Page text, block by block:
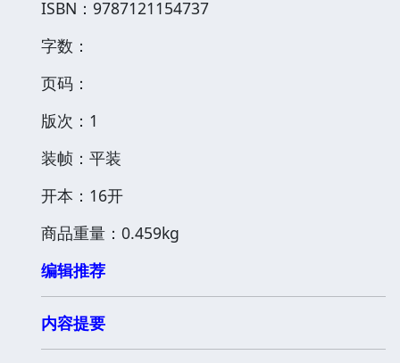
ISBN：9787121154737
字数：
页码：
版次：1
装帧：平装
开本：16开
商品重量：0.459kg
编辑推荐
内容提要